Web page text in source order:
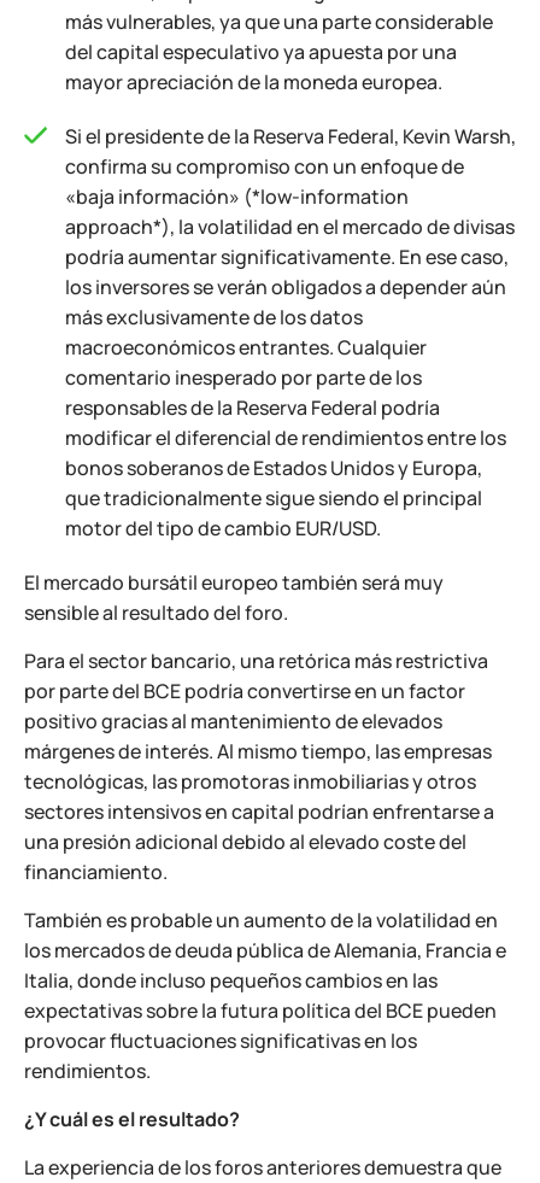
más vulnerables, ya que una parte considerable
del capital especulativo ya apuesta por una
mayor apreciación de la moneda europea.
Si el presidente de la Reserva Federal, Kevin Warsh,
confirma su compromiso con un enfoque de
«baja información» (*low-information
approach*), la volatilidad en el mercado de divisas
podría aumentar significativamente. En ese caso,
los inversores se verán obligados a depender aún
más exclusivamente de los datos
macroeconómicos entrantes. Cualquier
comentario inesperado por parte de los
responsables de la Reserva Federal podría
modificar el diferencial de rendimientos entre los
bonos soberanos de Estados Unidos y Europa,
que tradicionalmente sigue siendo el principal
motor del tipo de cambio EUR/USD.
El mercado bursátil europeo también será muy
sensible al resultado del foro.
Para el sector bancario, una retórica más restrictiva
por parte del BCE podría convertirse en un factor
positivo gracias al mantenimiento de elevados
márgenes de interés. Al mismo tiempo, las empresas
tecnológicas, las promotoras inmobiliarias y otros
sectores intensivos en capital podrían enfrentarse a
una presión adicional debido al elevado coste del
financiamiento.
También es probable un aumento de la volatilidad en
los mercados de deuda pública de Alemania, Francia e
Italia, donde incluso pequeños cambios en las
expectativas sobre la futura política del BCE pueden
provocar fluctuaciones significativas en los
rendimientos.
¿Y cuál es el resultado?
La experiencia de los foros anteriores demuestra que